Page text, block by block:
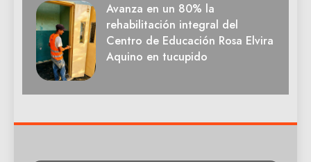
Avanza en un 80% la
rehabilitación integral del
Centro de Educación Rosa Elvira
Aquino en tucupido